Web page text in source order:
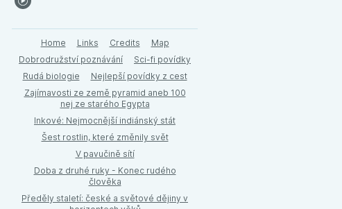
Home Links Credits
Map
Dobrodružství poznávání
Sci-fi povídky
Rudá biologie
Nejlepší povídky z cest
Zajímavosti ze země pyramid aneb 100
nej ze starého Egypta
Inkové: Nejmocnější indiánský stát
Šest rostlin, které změnily svět
V pavučině sítí
Doba z druhé ruky - Konec rudého
člověka
Předěly staletí: české a světové dějiny v